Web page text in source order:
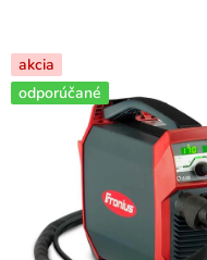
z
5
hviezdičiek.
akcia
odporúčané